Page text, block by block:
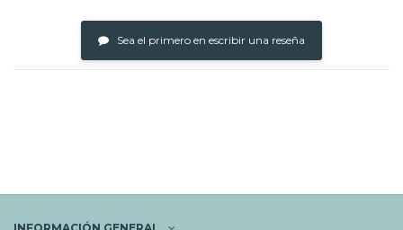
Sea el primero en escribir una reseña